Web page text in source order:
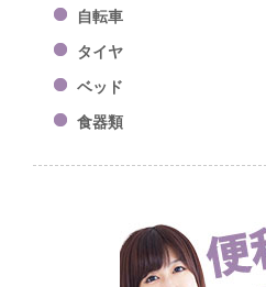
自転車
タイヤ
ベッド
食器類